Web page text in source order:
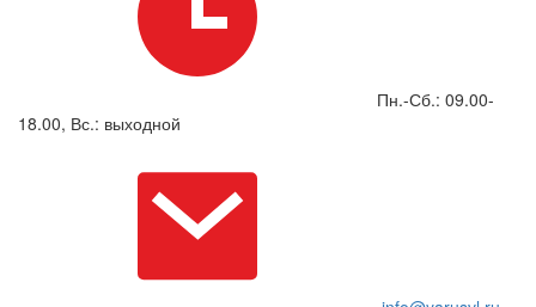
Пн.-Сб.: 09.00-
18.00, Вс.: выходной